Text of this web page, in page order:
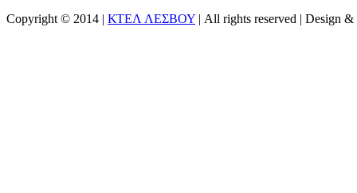
Copyright © 2014 | ΚΤΕΛ ΛΕΣΒΟΥ | All rights reserved | Design &